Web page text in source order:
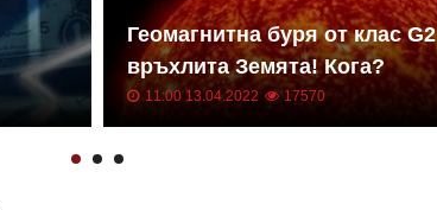
Геомагнитна буря от клас G2
връхлита Земята! Кога?
11:00 13.04.2022 17570